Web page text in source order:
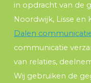
in opdracht van de
Noordwijk, Lisse
Dalen
communicatie
van relaties,
Wij gebruiken de